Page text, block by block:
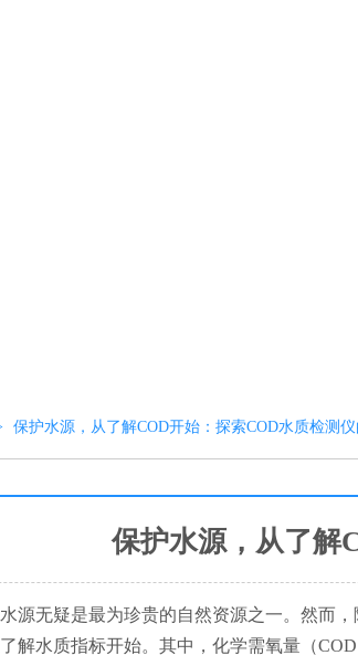
保护水源，从了解COD开始：探索COD水质检测
保护水源，从了解
源无疑是最为珍贵的自然资源之一。然而
解水质指标开始。其中，化学需氧量（